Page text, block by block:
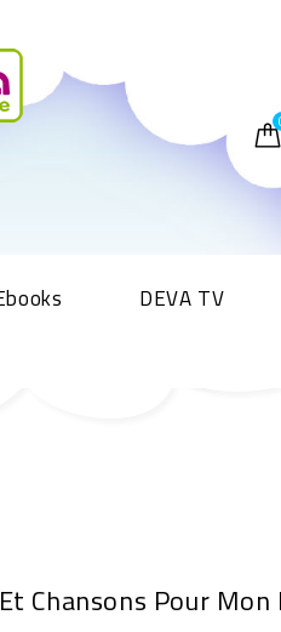
DEVA TV
Chansons Pour